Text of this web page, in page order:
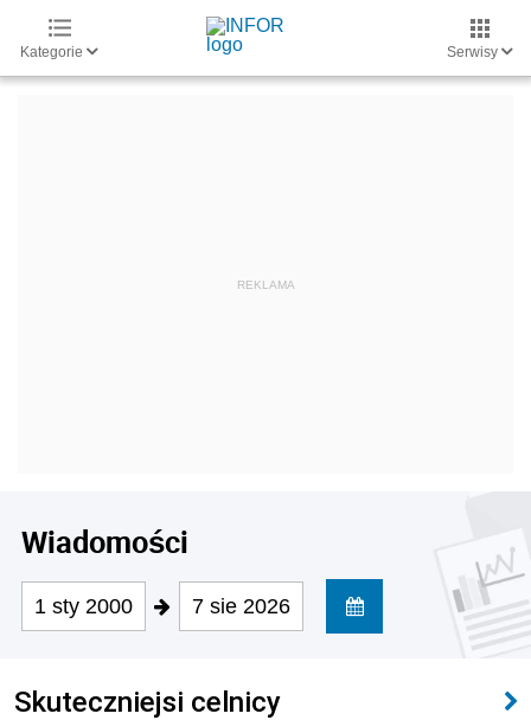
Kategorie Serwisy
Wiadomości
1 sty 2000 7 sie 2026
Skuteczniejsi celnicy